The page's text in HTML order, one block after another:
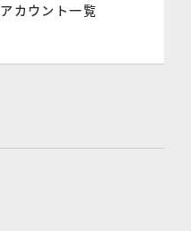
アカウント一覧